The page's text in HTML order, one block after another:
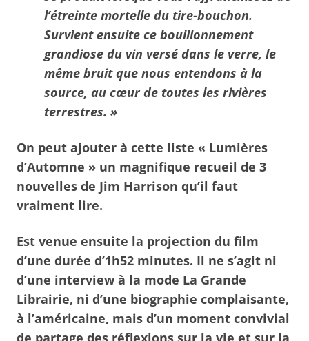
l’étreinte mortelle du tire-bouchon.
Survient ensuite ce bouillonnement
grandiose du vin versé dans le verre, le
même bruit que nous entendons à la
source, au cœur de toutes les rivières
terrestres. »
On peut ajouter à cette liste « Lumières
d’Automne » un magnifique recueil de 3
nouvelles de Jim Harrison qu’il faut
vraiment lire.
Est venue ensuite la projection du film
d’une durée d’1h52 minutes. Il ne s’agit ni
d’une interview à la mode La Grande
Librairie, ni d’une biographie complaisante,
à l’américaine, mais d’un moment convivial
de partage des réflexions sur la vie et sur la